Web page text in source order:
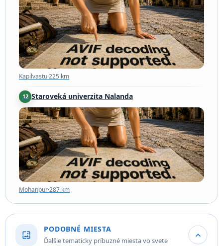
Kapilvastu·225 km
Kapilvastu·225 km
12 Staroveká univerzita Nalanda
Mohanpur·287 km
Mohanpur·287 km
wallpaper
PODOBNÉ MIESTA
Ďalšie tematicky príbuzné miesta vo svete expand_more